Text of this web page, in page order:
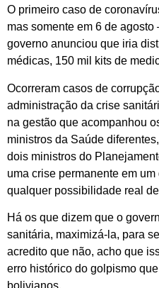
O primeiro caso de
mas somente em 6 de
governo anunciou que iria
médicas, 150 mil kits de
Ocorreram casos de
administração da crise
na gestão que acompanhou
ministros da Saúde
dois ministros do
uma crise permanente em
qualquer possibilidade real
Há os que dizem que o
sanitária, maximizá-la, para
acredito que não, acho que
erro histórico do golpismo
bolivianos.